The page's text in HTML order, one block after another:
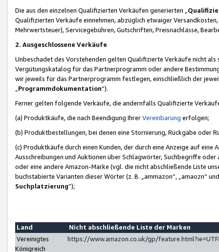
Die aus den einzelnen Qualifizierten Verkäufen generierten „
Qualifizierten Verkäufe einnehmen, abzüglich etwaiger
Mehrwertsteuer), Servicegebühren, Gutschriften, Preisnachlässe,
2. Ausgeschlossene Verkäufe
Unbeschadet des Vorstehenden gelten Qualifizierte Verkäufe nicht
Vergütungskatalog für das Partnerprogramm oder andere
wir jeweils für das Partnerprogramm festlegen, einschließlich der
Programmdokumentation“).
Ferner gelten folgende Verkäufe, die andernfalls Qualifizierte
(a) Produktkäufe, die nach Beendigung IhrerVereinbarung erfolgen;
(b) Produktbestellungen, bei denen eine Stornierung, Rückgabe oder
(c) Produktkäufe durch einen Kunden, der durch eine Anzeige auf
Ausschreibungen und Auktionen über Schlagwörter, Suchbegriffe
oder eine andere Amazon-Marke (vgl. die nicht abschließende Liste
buchstabierte Varianten dieser Wörter (z. B. „ammazon“, „amaozn“
Suchplatzierung”);
Land
Nicht abschließende Liste der Marken
Vereinigtes
Königreich
https://www.amazon.co.uk/gp/